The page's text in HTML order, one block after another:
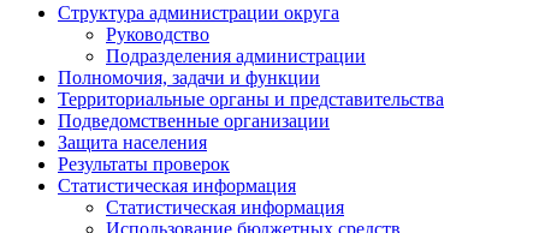
Структура администрации округа
Руководство
Подразделения администрации
Полномочия, задачи и функции
Территориальные органы и представительства
Подведомственные организации
Защита населения
Результаты проверок
Статистическая информация
Статистическая информация
Использование бюджетных средств